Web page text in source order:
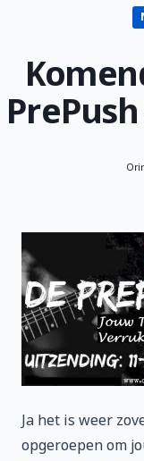
Ja het is weer
opgeroepen om